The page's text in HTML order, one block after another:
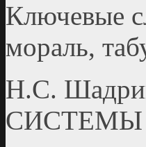
Ключевые
мораль,
Н.С.
СИСТЕМЫ